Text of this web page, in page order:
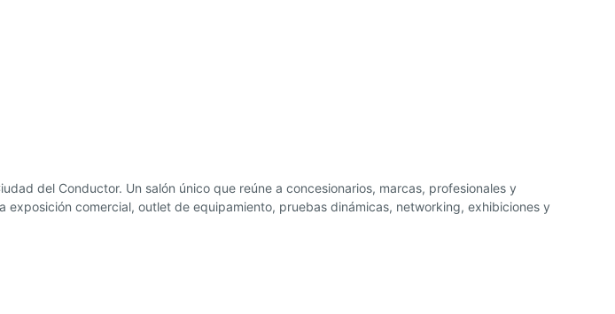
del Conductor. Un salón único que reúne a concesionarios, marcas, profesionales y
comercial, outlet de equipamiento, pruebas dinámicas, networking, exhibiciones y